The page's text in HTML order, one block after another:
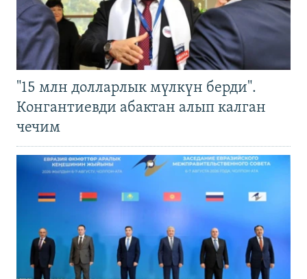
"15 млн долларлык мүлкүн берди".
Конгантиевди абактан алып калган
чечим